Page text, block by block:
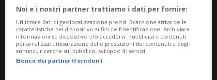
Sottoscrivi un abbonamentoArchivioper
leggere questo articolo, oppure scegli
MyTioAboper accedere all'archivio e
navigare su sito e app senza pubblicità.
Noi e i nostri partner trattiamo i dati per fornire:
Utilizzare dati di geolocalizzazione precisi. Scansione attiva delle
caratteristiche del dispositivo ai fini dell’identificazione. Archiviare
informazioni su dispositivo e/o accedervi. Pubblicità e contenuti
personalizzati, misurazione delle prestazioni dei contenuti e degli
annunci, ricerche sul pubblico, sviluppo di servizi.
Elenco dei partner (fornitori)